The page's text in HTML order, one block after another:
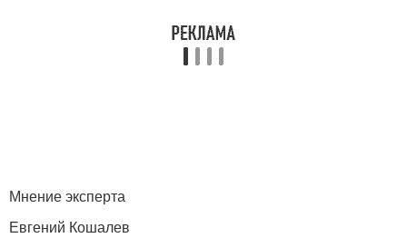
Мнение эксперта
Евгений Кошалев